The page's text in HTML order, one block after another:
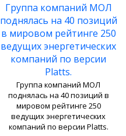
Группа компаний МОЛ
поднялась на 40 позиций
в мировом рейтинге 250
ведущих энергетических
компаний по версии
Platts.
Группа компаний МОЛ
поднялась на 40 позиций в
мировом рейтинге 250
ведущих энергетических
компаний по версии Platts.